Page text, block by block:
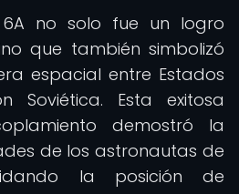
6A no solo fue un logro
que también simbolizó
espacial entre Estados
Soviética. Esta exitosa
demostró la
de los astronautas de
la posición de